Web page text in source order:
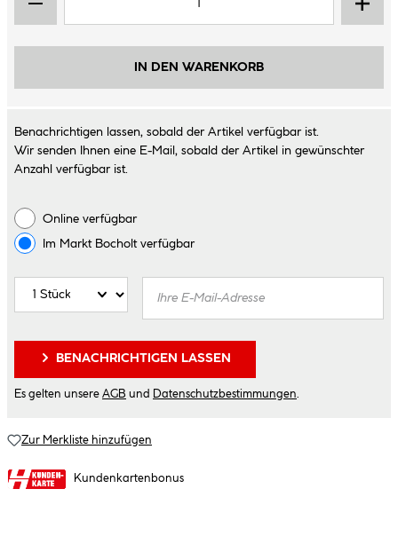
IN DEN WARENKORB
Benachrichtigen lassen, sobald der Artikel verfügbar ist.
Wir senden Ihnen eine E-Mail, sobald der Artikel in gewünschter
Anzahl verfügbar ist.
Online verfügbar
Im Markt Bocholtverfügbar
BENACHRICHTIGEN LASSEN
Es gelten unsere AGB und Datenschutzbestimmungen
Zur Merkliste hinzufügen
Kundenkartenbonus